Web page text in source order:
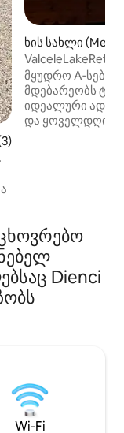
შეფასებაა
ხის სახლი
მყუდრო
მდებარეობს
იდეალური
და
პირდაპირ
შეგიძლიათ
თევზაობაში ან
ამოსვლითა და
ზონიდან. ეზოში
გრილითა და
Dienci
Wi-Fi